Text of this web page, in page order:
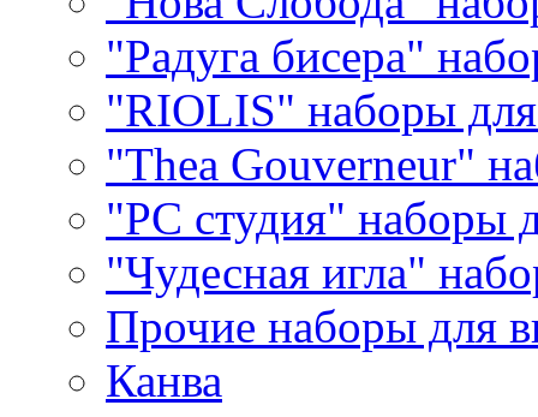
"Радуга бисера"
"RIOLIS" наборы
"Thea Gouverneur"
"РС студия" наборы
"Чудесная игла"
Прочие наборы для
Канва